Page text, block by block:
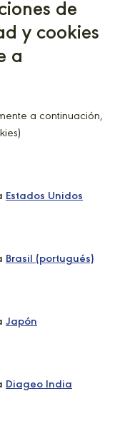
de
y cookies
a
a continuación,
Estados Unidos
Brasil (portugués)
Japón
Diageo India